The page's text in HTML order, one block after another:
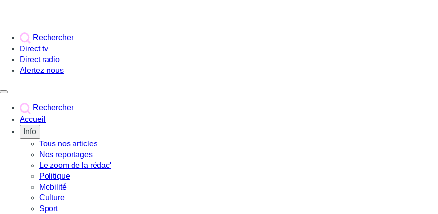
Rechercher
Direct tv
Direct radio
Alertez-nous
Rechercher
Accueil
Info
Tous nos articles
Nos reportages
Le zoom de la rédac'
Politique
Mobilité
Culture
Sport